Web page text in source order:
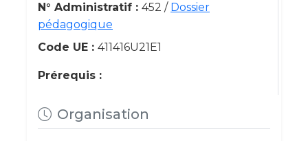
N° Administratif : 452 / Dossier
pédagogique
Code UE : 411416U21E1
Prérequis :
Organisation